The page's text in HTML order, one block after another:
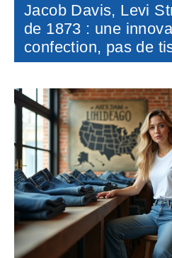
Jacob Davis, Levi
de 1873 : une
confection, pas de